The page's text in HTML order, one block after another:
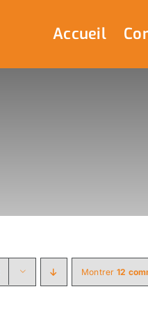
Accueil
Montrer 12